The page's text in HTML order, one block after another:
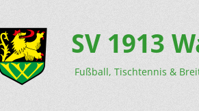
SV 1913
Fußball, Tischtennis &